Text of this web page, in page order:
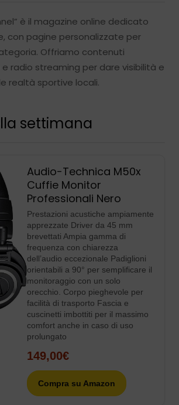
è il magazine online dedicato
con pagine personalizzate per
Offriamo contenuti
e radio streaming per dare visibilità e
realtà sportive locali.
settimana
Audio-Technica M50x
Cuffie Monitor
Professionali Nero
Prestazioni acustiche ampiamente
apprezzate Driver da 45 mm
brevettati Ampia gamma di
frequenza con chiarezza
dell’audio eccezionale Padiglioni
orientabili a 90° per semplificare il
monitoraggio con un solo
orecchio. Corpo pieghevole per
facilità di trasporto Fascia e
cuscinetti imbottiti per il massimo
comfort anche in caso di uso
prolungato
149,00€
Compra su Amazon